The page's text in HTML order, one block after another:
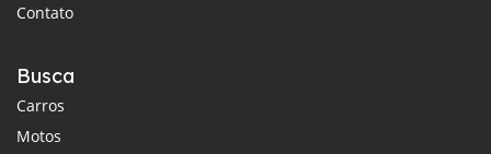
Contato
Busca
Carros
Motos